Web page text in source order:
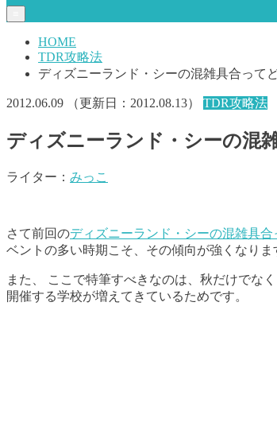
HOME
TDR攻略法
ディズニーランド・シーの混雑具合って
2012.06.09 （更新日： 2012.08.13） TDR攻略法
ディズニーランド・シーの混
ライター： みっこ
さて前回のディズニーランド・シーの混雑具合
ベントの多い時期こそ、その傾向が強くなり
また、 ここで特筆すべきなのは、秋だけでなく
開催する学校が増えてきているためです。